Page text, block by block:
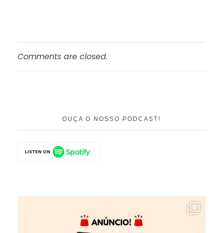
Comments are closed.
OUÇA O NOSSO PODCAST!